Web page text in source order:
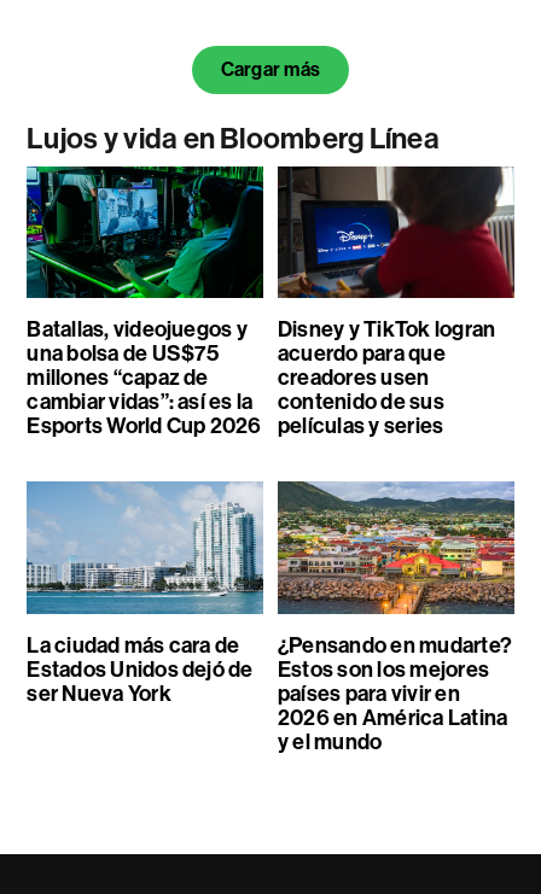
Cargar más
Lujos y vida en Bloomberg Línea
Batallas, videojuegos y
una bolsa de US$75
millones “capaz de
cambiar vidas”: así es la
Esports World Cup 2026
Disney y TikTok logran
acuerdo para que
creadores usen
contenido de sus
películas y series
La ciudad más cara de
Estados Unidos dejó de
ser Nueva York
¿Pensando en mudarte?
Estos son los mejores
países para vivir en
2026 en América Latina
y el mundo